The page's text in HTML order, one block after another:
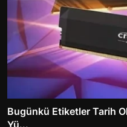
Bugünkü Etiketler Tarih